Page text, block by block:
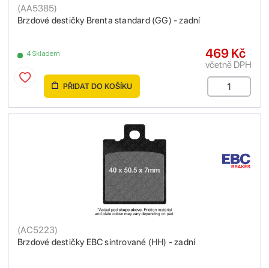
Brzdové destičky Brenta standard (GG) - zadní
(AA5385)
4 Skladem 469 Kč
včetně DPH
PŘIDAT DO KOŠÍKU
Brzdové destičky EBC sintrované (HH) - zadní
(AC5223)